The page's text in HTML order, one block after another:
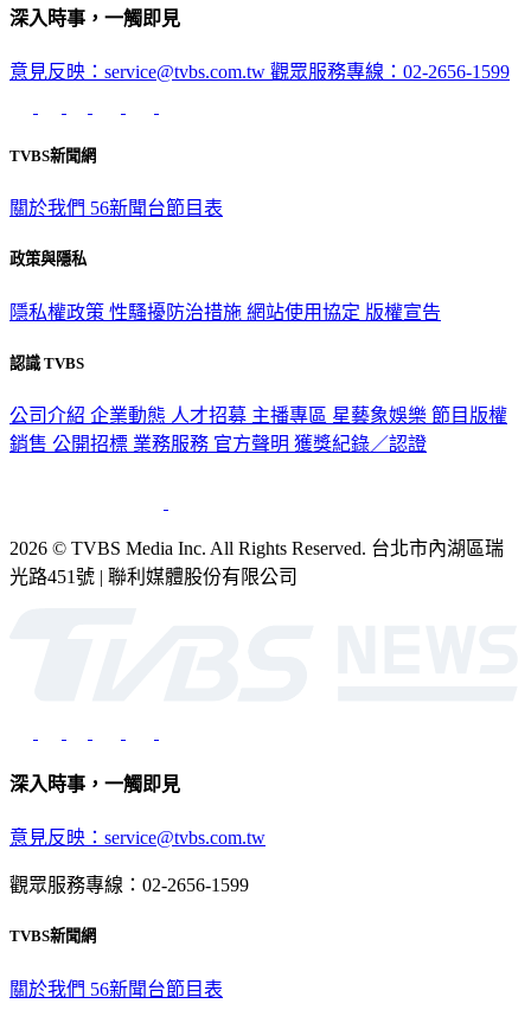
深入時事，一觸即見
意見反映：service@tvbs.com.tw 觀眾服務專線：02-2656-1599
TVBS新聞網
關於我們 56新聞台節目表
政策與隱私
隱私權政策 性騷擾防治措施 網站使用協定 版權宣告
認識 TVBS
公司介紹 企業動態 人才招募 主播專區 星藝象娛樂 節目版權
銷售 公開招標 業務服務 官方聲明 獲獎紀錄／認證
2026 © TVBS Media Inc. All Rights Reserved. 台北市內湖區瑞
光路451號 | 聯利媒體股份有限公司
深入時事，一觸即見
意見反映：service@tvbs.com.tw
觀眾服務專線：02-2656-1599
TVBS新聞網
關於我們 56新聞台節目表